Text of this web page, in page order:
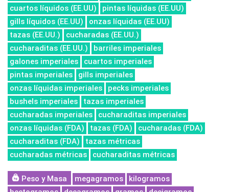
cuartos líquidos (EE.UU)
pintas líquidas (EE.UU)
gills líquidos (EE.UU)
onzas líquidas (EE.UU)
tazas (EE.UU.)
cucharadas (EE.UU.)
cucharaditas (EE.UU.)
barriles imperiales
galones imperiales
cuartos imperiales
pintas imperiales
gills imperiales
onzas líquidas imperiales
pecks imperiales
bushels imperiales
tazas imperiales
cucharadas imperiales
cucharaditas imperiales
onzas líquidas (FDA)
tazas (FDA)
cucharadas (FDA)
cucharaditas (FDA)
tazas métricas
cucharadas métricas
cucharaditas métricas
Peso y Masa megagramos
kilogramos